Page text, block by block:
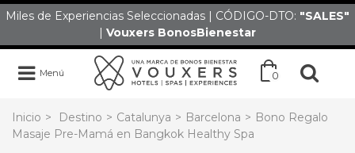
Miles de Experiencias Seleccionadas | CÓDIGO-DTO: "SALES"
| Vouxers BonosBienestar
Menú 0
Inicio > Destino > Catalunya > Barcelona > Bono Regalo
Masaje Pre-Mamá en Bangkok Healthy Spa